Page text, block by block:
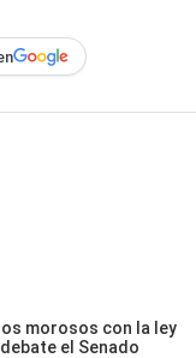
morosos con la ley
el Senado